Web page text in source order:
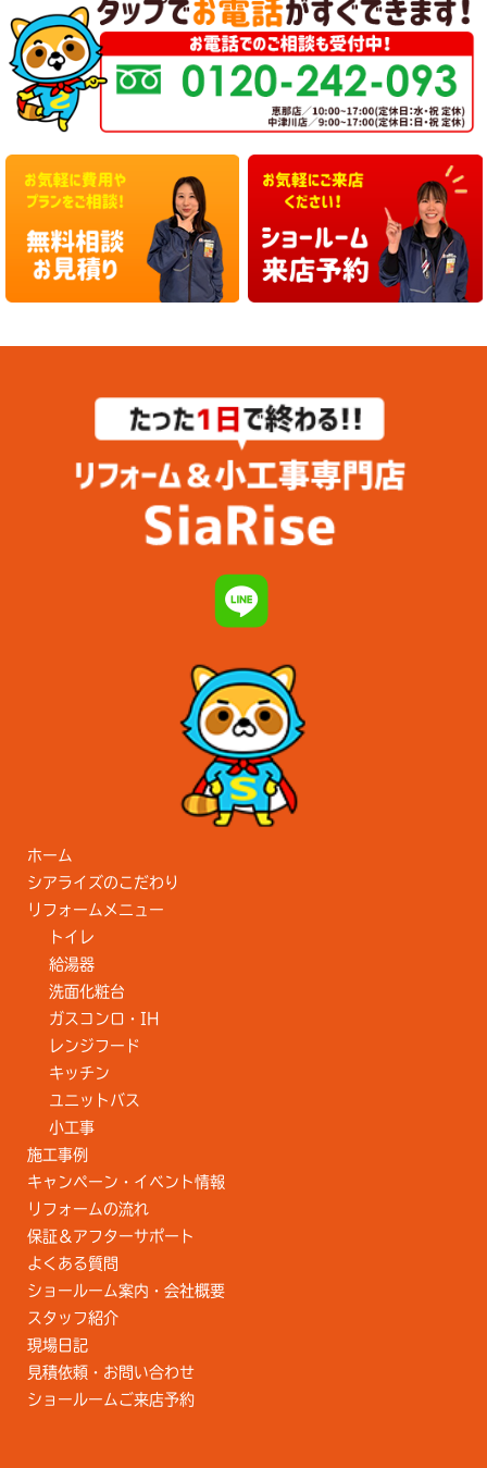
ホーム
シアライズのこだわり
リフォームメニュー
トイレ
給湯器
洗面化粧台
ガスコンロ・IH
レンジフード
キッチン
ユニットバス
小工事
施工事例
キャンペーン・イベント情報
リフォームの流れ
保証＆アフターサポート
よくある質問
ショールーム案内・会社概要
スタッフ紹介
現場日記
見積依頼・お問い合わせ
ショールームご来店予約